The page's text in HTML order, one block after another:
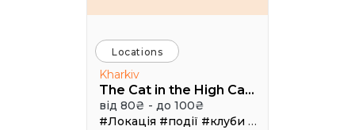
Locations
Kharkiv
The Cat in the High Castle
від 80₴ - до 100₴
#Локація #події #клуби #Зал